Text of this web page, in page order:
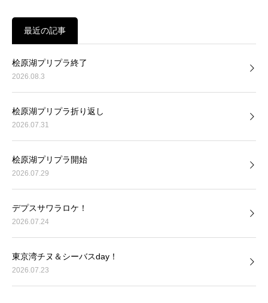
最近の記事
桧原湖プリプラ終了
2026.08.3
桧原湖プリプラ折り返し
2026.07.31
桧原湖プリプラ開始
2026.07.29
デプスサワラロケ！
2026.07.24
東京湾チヌ＆シーバスday！
2026.07.23